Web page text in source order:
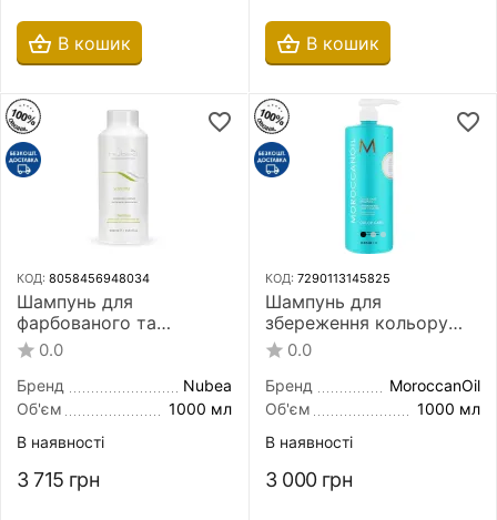
В кошик В кошик
КОД: 8058456948034
Шампунь для
фарбованого та
освітленого волосся
Nubea Sustenia Colored
And Chemically Treated
Hair Shampoo 1000 мл
0.0
Бренд
Nubea
Об'єм
1000 мл
В наявності
3 715 грн
КОД: 7290113145825
Шампунь для
збереження кольору
волосся MoroccanOil
Color Care Shampoo
1000 мл
0.0
Бренд
MoroccanOil
Об'єм
1000 мл
В наявності
3 000 грн